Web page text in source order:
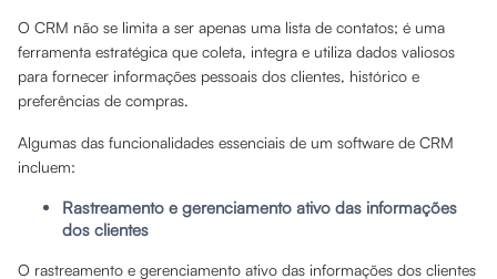
O CRM não se limita a ser apenas uma lista de contatos; é uma
ferramenta estratégica que coleta, integra e utiliza dados valiosos
para fornecer informações pessoais dos clientes, histórico e
preferências de compras.
Algumas das funcionalidades essenciais de um software de CRM
incluem:
Rastreamento e gerenciamento ativo das informações
dos clientes
O rastreamento e gerenciamento ativo das informações dos clientes